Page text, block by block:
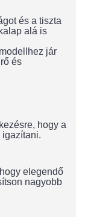
és a tiszta
alá is
jár
és
hogy a
igazítani.
elegendő
nagyobb